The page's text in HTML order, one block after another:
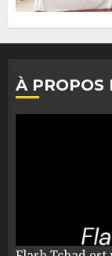
À PROPOS